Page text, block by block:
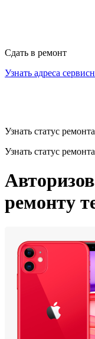
Сдать в ремонт
Узнать адреса
Узнать статус ремонта
Узнать статус
ремонту